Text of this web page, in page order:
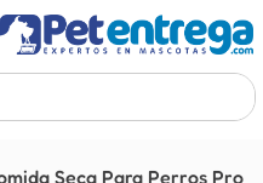
Seca Para Perros Pro